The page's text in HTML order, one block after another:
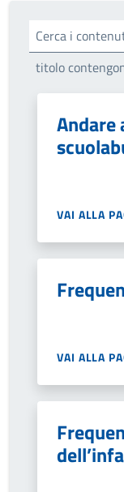
Cerca i
titolo
Andare
VAI ALLA
VAI ALLA